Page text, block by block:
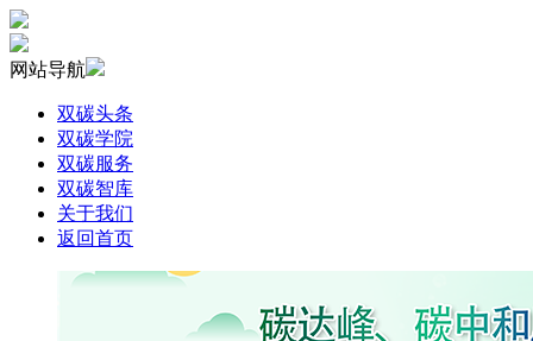
网站导航
双碳头条
双碳学院
双碳服务
双碳智库
关于我们
返回首页